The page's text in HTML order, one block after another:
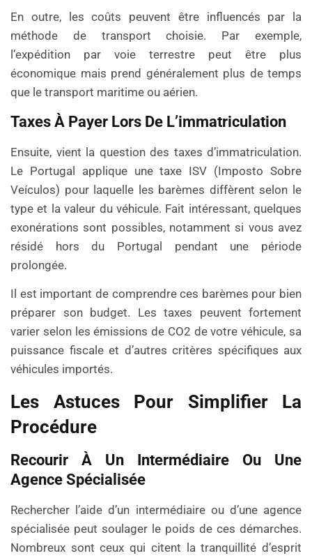
En outre, les coûts peuvent être influencés par la
méthode de transport choisie. Par exemple,
l’expédition par voie terrestre peut être plus
économique mais prend généralement plus de temps
que le transport maritime ou aérien.
Taxes À Payer Lors De L’immatriculation
Ensuite, vient la question des taxes d’immatriculation.
Le Portugal applique une taxe ISV (Imposto Sobre
Veículos) pour laquelle les barèmes diffèrent selon le
type et la valeur du véhicule. Fait intéressant, quelques
exonérations sont possibles, notamment si vous avez
résidé hors du Portugal pendant une période
prolongée.
Il est important de comprendre ces barèmes pour bien
préparer son budget. Les taxes peuvent fortement
varier selon les émissions de CO2 de votre véhicule, sa
puissance fiscale et d’autres critères spécifiques aux
véhicules importés.
Les Astuces Pour Simplifier La
Procédure
Recourir À Un Intermédiaire Ou Une
Agence Spécialisée
Rechercher l’aide d’un intermédiaire ou d’une agence
spécialisée peut soulager le poids de ces démarches.
Nombreux sont ceux qui citent la tranquillité d’esprit